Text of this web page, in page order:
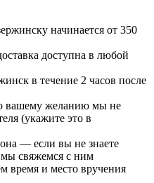
начинается от 350
доступна в любой
в течение 2 часов после
вашему желанию мы не
(укажите это в
— если вы не знаете
мы свяжемся с ним
время и место вручения